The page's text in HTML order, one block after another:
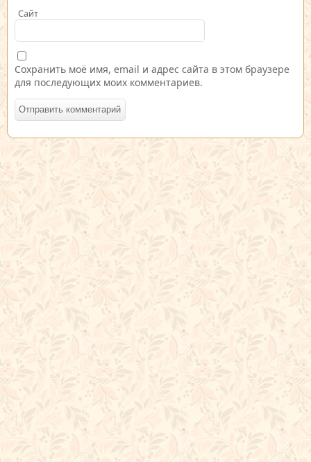
Сайт
Сохранить моё имя, email и адрес сайта в этом браузере
для последующих моих комментариев.